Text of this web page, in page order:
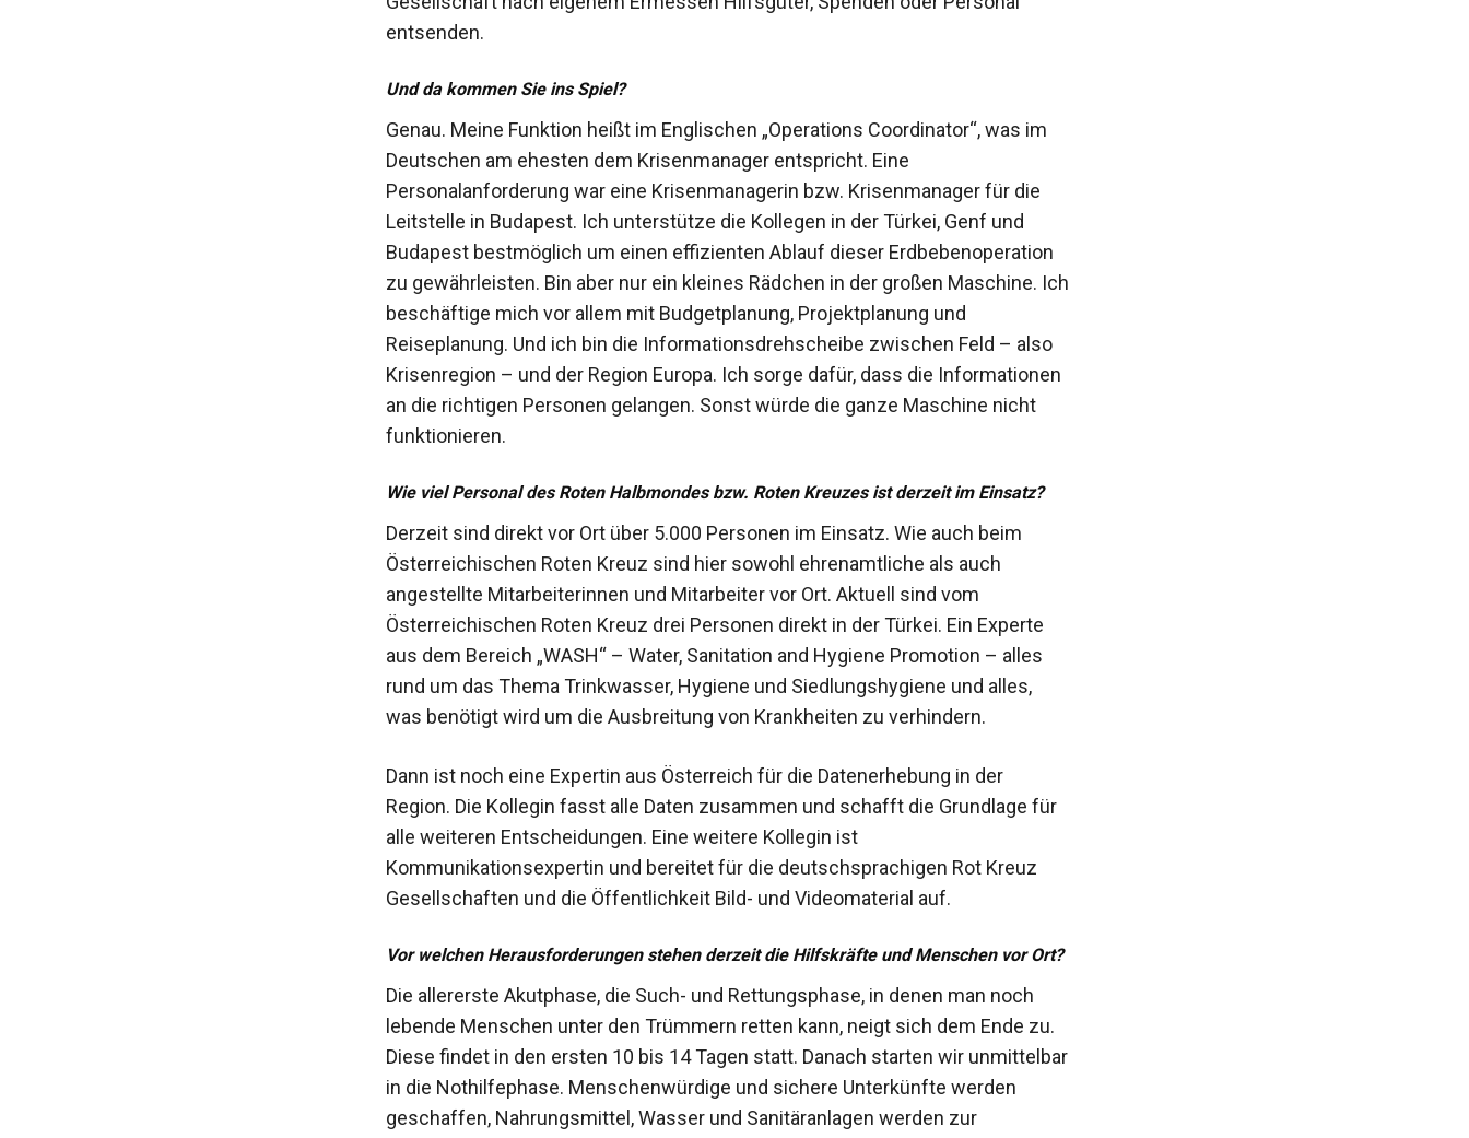
entsenden.
Und da kommen Sie ins Spiel?
Genau. Meine Funktion heißt im Englischen „Operations Coordinator“, was im
Deutschen am ehesten dem Krisenmanager entspricht. Eine
Personalanforderung war eine Krisenmanagerin bzw. Krisenmanager für die
Leitstelle in Budapest. Ich unterstütze die Kollegen in der Türkei, Genf und
Budapest bestmöglich um einen effizienten Ablauf dieser Erdbebenoperation
zu gewährleisten. Bin aber nur ein kleines Rädchen in der großen Maschine. Ich
beschäftige mich vor allem mit Budgetplanung, Projektplanung und
Reiseplanung. Und ich bin die Informationsdrehscheibe zwischen Feld – also
Krisenregion – und der Region Europa. Ich sorge dafür, dass die Informationen
an die richtigen Personen gelangen. Sonst würde die ganze Maschine nicht
funktionieren.
Wie viel Personal des Roten Halbmondes bzw. Roten Kreuzes ist derzeit im Einsatz?
Derzeit sind direkt vor Ort über 5.000 Personen im Einsatz. Wie auch beim
Österreichischen Roten Kreuz sind hier sowohl ehrenamtliche als auch
angestellte Mitarbeiterinnen und Mitarbeiter vor Ort. Aktuell sind vom
Österreichischen Roten Kreuz drei Personen direkt in der Türkei. Ein Experte
aus dem Bereich „WASH“ – Water, Sanitation and Hygiene Promotion – alles
rund um das Thema Trinkwasser, Hygiene und Siedlungshygiene und alles,
was benötigt wird um die Ausbreitung von Krankheiten zu verhindern.
Dann ist noch eine Expertin aus Österreich für die Datenerhebung in der
Region. Die Kollegin fasst alle Daten zusammen und schafft die Grundlage für
alle weiteren Entscheidungen. Eine weitere Kollegin ist
Kommunikationsexpertin und bereitet für die deutschsprachigen Rot Kreuz
Gesellschaften und die Öffentlichkeit Bild- und Videomaterial auf.
Vor welchen Herausforderungen stehen derzeit die Hilfskräfte und Menschen vor Ort?
Die allererste Akutphase, die Such- und Rettungsphase, in denen man noch
lebende Menschen unter den Trümmern retten kann, neigt sich dem Ende zu.
Diese findet in den ersten 10 bis 14 Tagen statt. Danach starten wir unmittelbar
in die Nothilfephase. Menschenwürdige und sichere Unterkünfte werden
geschaffen, Nahrungsmittel, Wasser und Sanitäranlagen werden zur